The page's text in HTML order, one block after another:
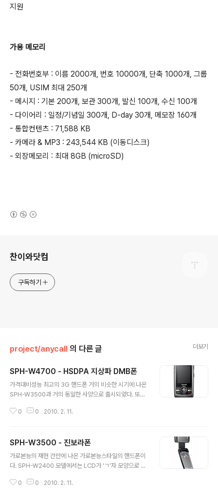
지원
가용 메모리
- 전화번호부 : 이름 2000개, 번호 10000개, 단축 1000개, 그룹
50개, USIM 최대 250개
- 메시지 : 기본 200개, 보관 300개, 발신 100개, 수신 100개
- 다이어리 : 일정/기념일 300개, D-day 30개, 메모장 160개
- 통합컨텐츠 : 71,588 KB
- 카메라 & MP3 : 243,544 KB (이동디스크)
- 외장메모리 : 최대 8GB (microSD)
찬이와닷컴
구독하기
project/anycall 의 다른 글 더보기
SPH-W4700 - HSDPA 지상파 DMB폰
가격대비성능 최고의 3G 핸드폰 거의 비슷한 시기에 나온
SPH-W3500과 거의 동일한 사양으로 출시되었다. 또한
애칭도 없었기에 사용자 카페에서 '사칠이'라는 조금은 촌
-W3500과 비교하여 몇몇을 제외하곤 거의 동일한 부품
과 기능을 구현하고 있기 때문이다. 굳이 차이를 찾는다면,
슬라이드 모델이어서 외장LCD가 없다는 점, 스피커가 한
xel 까지 지원한다는 점 정도 이겠다. 개발당시에도 두 모
0 0 2010. 2. 11.
SPH-W3500 - 진보라폰
가로본능의 재현 간만에 나온 가로본능스타일의 핸드폰이
다. SPH-W2400 모델에서는 LCD가 'ㄱ'자 모양으로 회
만 가로로 돌려서 볼 수 있다라는 장점을 내세워 히트를 쳤
0 0 2010. 2. 11.